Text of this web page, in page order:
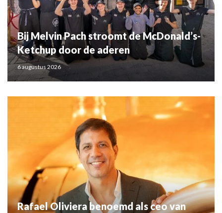
Bij Melvin Pach stroomt de McDonald’s-
Ketchup door de aderen
6 augustus 2026
Rafael Oliviera benoemd als ceo van